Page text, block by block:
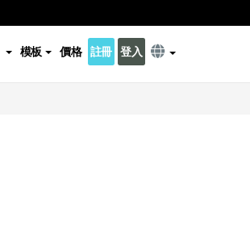
模板 價格 註冊 登入